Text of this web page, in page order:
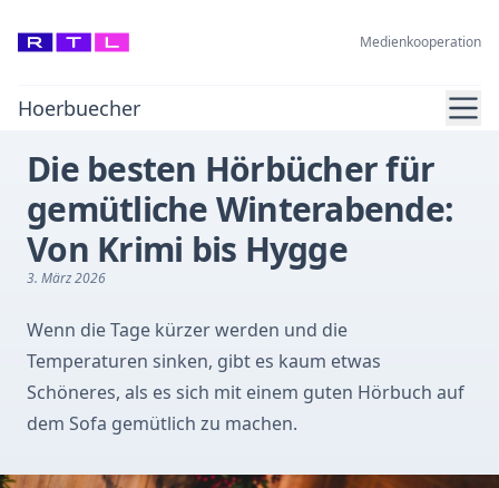
Medienkooperation
Hoerbuecher
Die besten Hörbücher für
gemütliche Winterabende:
Von Krimi bis Hygge
3. März 2026
Wenn die Tage kürzer werden und die
Temperaturen sinken, gibt es kaum etwas
Schöneres, als es sich mit einem guten Hörbuch auf
dem Sofa gemütlich zu machen.